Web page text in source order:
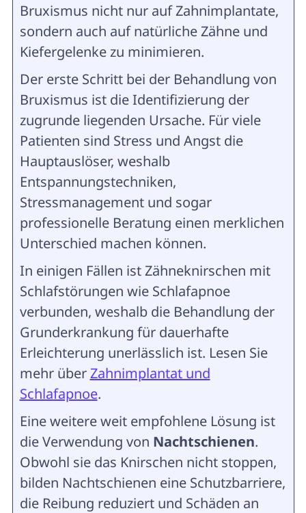
Bruxismus nicht nur auf Zahnimplantate,
sondern auch auf natürliche Zähne und
Kiefergelenke zu minimieren.
Der erste Schritt bei der Behandlung von
Bruxismus ist die Identifizierung der
zugrunde liegenden Ursache. Für viele
Patienten sind Stress und Angst die
Hauptauslöser, weshalb
Entspannungstechniken,
Stressmanagement und sogar
professionelle Beratung einen merklichen
Unterschied machen können.
In einigen Fällen ist Zähneknirschen mit
Schlafstörungen wie Schlafapnoe
verbunden, weshalb die Behandlung der
Grunderkrankung für dauerhafte
Erleichterung unerlässlich ist. Lesen Sie
mehr überZahnimplantat und
Schlafapnoe.
Eine weitere weit empfohlene Lösung ist
die Verwendung von Nachtschienen.
Obwohl sie das Knirschen nicht stoppen,
bilden Nachtschienen eine Schutzbarriere,
die Reibung reduziert und Schäden an